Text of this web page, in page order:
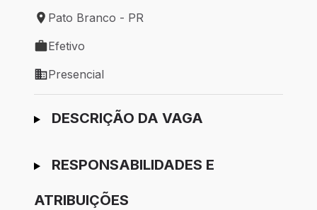
Local de trabalho: Pato Branco - PR
Pato Branco - PR
Tipo de vaga: Efetivo
Efetivo
Modelo de trabalho: Presencial
Presencial
Ir para candidatura
DESCRIÇÃO DA VAGA
RESPONSABILIDADES E
ATRIBUIÇÕES